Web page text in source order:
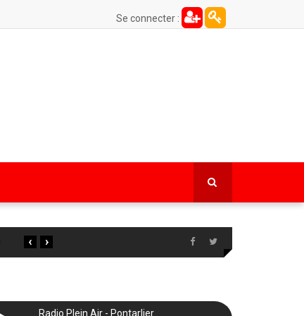
Se connecter :
›
‹
Radio Plein Air - Pontarlier